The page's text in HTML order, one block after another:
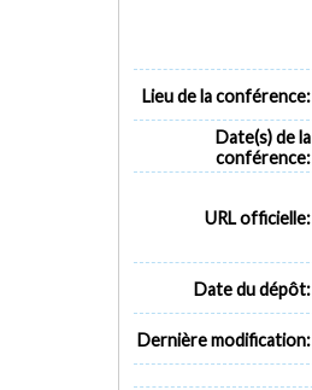
Lieu de la conférence:
Date(s) de la
conférence:
URL officielle:
Date du dépôt:
Dernière modification: